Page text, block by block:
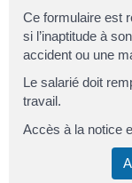
Ce formulaire est
si l’inaptitude à
accident ou une
Le salarié doit
travail.
Accès à la notice